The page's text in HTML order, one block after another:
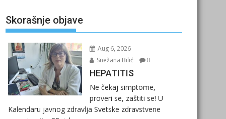
Skorašnje objave
Aug 6, 2026
Snežana Bilić
0
HEPATITIS
Ne čekaj simptome,
proveri se, zaštiti se! U
Kalendaru javnog zdravlja Svetske zdravstvene